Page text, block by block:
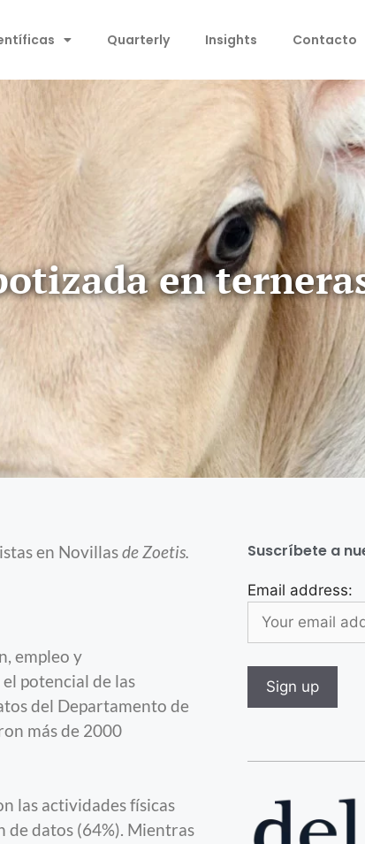
Quarterly Insights Contacto
en
en Novillasde Zoetis.
empleo y
potencial de las
del Departamento de
más de 2000
las actividades físicas
de datos (64%). Mientras
Suscríbete a
Email address: